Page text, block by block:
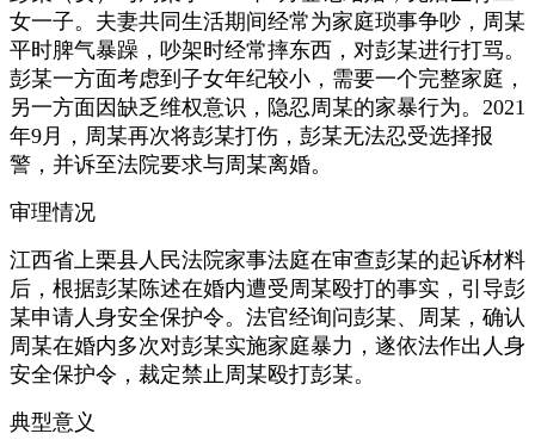
女一子。夫妻共同生活期间经常为家庭琐事争吵，周某
平时脾气暴躁，吵架时经常摔东西，对彭某进行打骂。
彭某一方面考虑到子女年纪较小，需要一个完整家庭，
另一方面因缺乏维权意识，隐忍周某的家暴行为。2021
年9月，周某再次将彭某打伤，彭某无法忍受选择报
警，并诉至法院要求与周某离婚。
审理情况
江西省上栗县人民法院家事法庭在审查彭某的起诉材料
后，根据彭某陈述在婚内遭受周某殴打的事实，引导彭
某申请人身安全保护令。法官经询问彭某、周某，确认
周某在婚内多次对彭某实施家庭暴力，遂依法作出人身
安全保护令，裁定禁止周某殴打彭某。
典型意义